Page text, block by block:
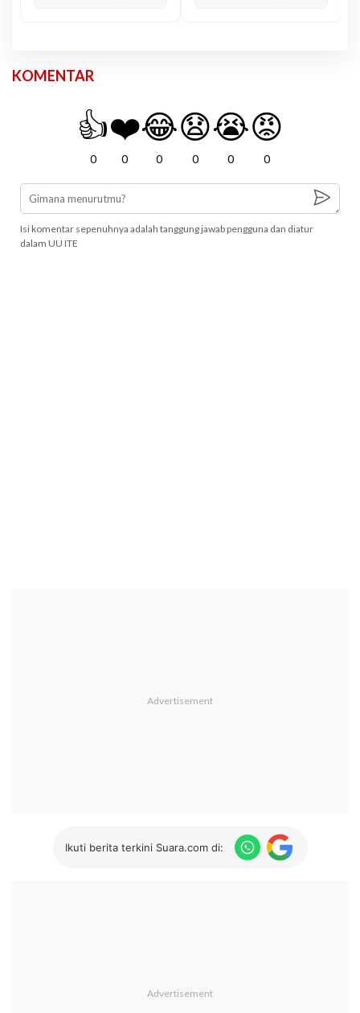
KOMENTAR
👍
0
❤️
0
😂
0
😧
0
😭
0
😡
0
Isi komentar sepenuhnya adalah tanggung jawab pengguna dan diatur
dalam UU ITE
Ikuti berita terkini Suara.com di: